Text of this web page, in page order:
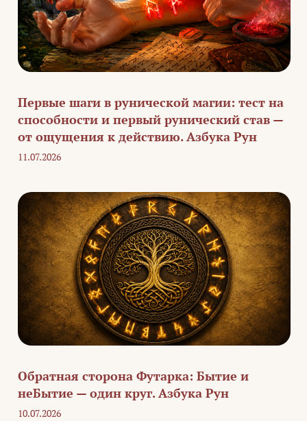
Первые шаги в рунической магии: тест на
способности и первый рунический став —
от ощущения к действию. Азбука Рун
11.07.2026
Обратная сторона Футарка: Бытие и
неБытие — один круг. Азбука Рун
10.07.2026